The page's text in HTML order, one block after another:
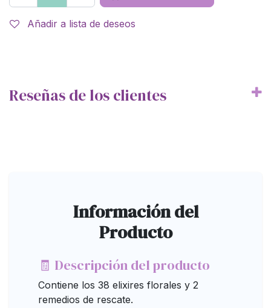
Añadir a lista de deseos
Reseñas de los clientes
Información del
Producto
🧾 Descripción del producto
Contiene los 38 elixires florales y 2
remedios de rescate.